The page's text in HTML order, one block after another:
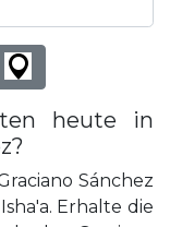
heute in
Sánchez
Erhalte die